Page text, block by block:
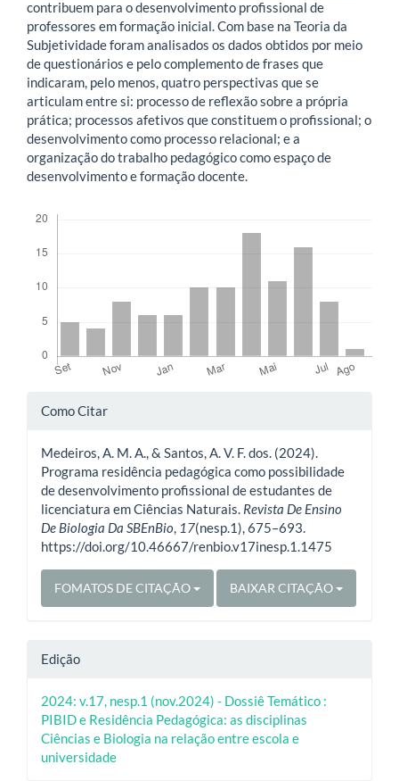
contribuem para o desenvolvimento profissional de
professores em formação inicial. Com base na Teoria da
Subjetividade foram analisados os dados obtidos por meio
de questionários e pelo complemento de frases que
indicaram, pelo menos, quatro perspectivas que se
articulam entre si: processo de reflexão sobre a própria
prática; processos afetivos que constituem o profissional; o
desenvolvimento como processo relacional; e a
organização do trabalho pedagógico como espaço de
desenvolvimento e formação docente.
Detalhes
artigo
Como Citar
Medeiros, A. M. A., & Santos, A. V. F. dos. (2024).
Programa residência pedagógica como possibilidade
de desenvolvimento profissional de estudantes de
licenciatura em Ciências Naturais. Revista De Ensino
De Biologia Da SBEnBio 17(nesp.1), 675–693.
https://doi.org/10.46667/renbio.v17inesp.1.1475
FOMATOS DE CITAÇÃO BAIXAR CITAÇÃO
Edição
2024: v.17, nesp.1 (nov.2024) - Dossiê Temático :
PIBID e Residência Pedagógica: as disciplinas
Ciências e Biologia na relação entre escola e
universidade